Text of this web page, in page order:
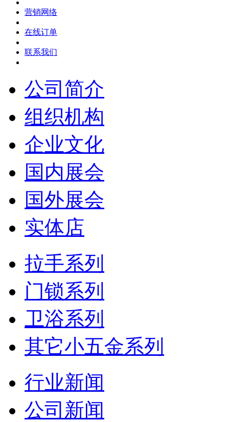
营销网络
在线订单
联系我们
公司简介
组织机构
企业文化
国内展会
国外展会
实体店
拉手系列
门锁系列
卫浴系列
其它小五金系列
行业新闻
公司新闻